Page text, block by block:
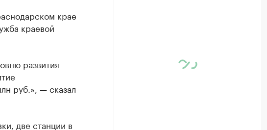
крае
краевой
развития
руб.», — сказал
две станции в